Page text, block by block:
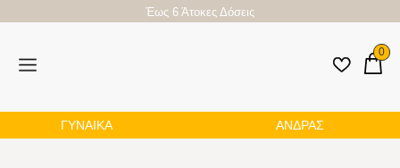
ΓΥΝΑΙΚΑ ΑΝΔΡΑΣ
0
Έως 6 Άτοκες Δόσεις